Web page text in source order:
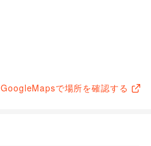
GoogleMapsで場所を確認する